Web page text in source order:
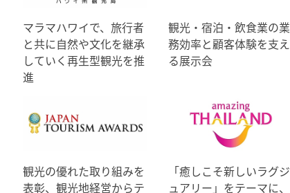
マラマハワイで、旅行者
と共に自然や文化を継承
していく再生型観光を推
進
観光・宿泊・飲食業の業
務効率と顧客体験を支え
る展示会
観光の優れた取り組みを
表彰、観光地経営からテ
「癒しこそ新しいラグジ
ュアリー」をテーマに、